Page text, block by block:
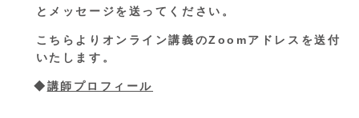
とメッセージを送ってください。
こちらよりオンライン講義のZoomアドレスを送付
いたします。
◆講師プロフィール